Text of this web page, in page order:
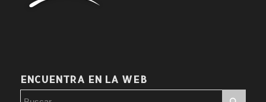
ENCUENTRA EN LA WEB